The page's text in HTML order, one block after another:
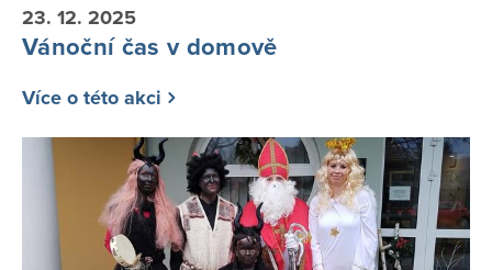
23. 12. 2025
Vánoční čas v domově
Více o této akci